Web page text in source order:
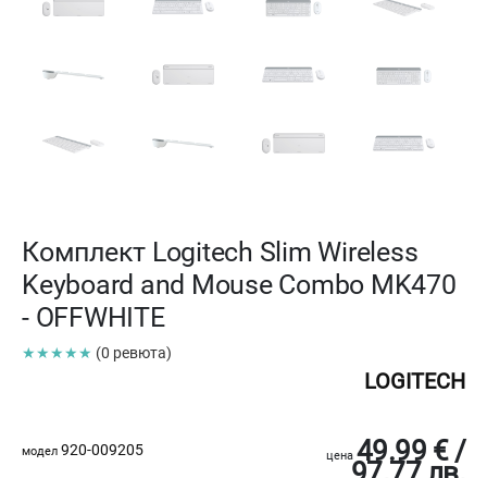
Комплект Logitech Slim Wireless
Keyboard and Mouse Combo MK470
- OFFWHITE
★★★★★ (0 ревюта)
LOGITECH
модел 920-009205 цена 49.99 € /